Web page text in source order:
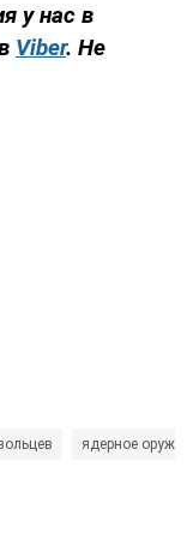
у нас в
Viber. Не
ядерное оружие